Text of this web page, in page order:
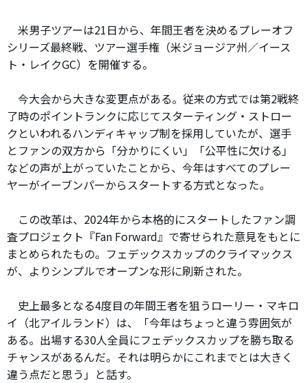
米男子ツアーは21日から、年間王者を決めるプレーオフ
シリーズ最終戦、ツアー選手権（米ジョージア州／イース
ト・レイクGC）を開催する。
今大会から大きな変更点がある。従来の方式では第2戦終
了時のポイントランクに応じてスターティング・ストロー
クといわれるハンディキャップ制を採用していたが、選手
とファンの双方から「分かりにくい」「公平性に欠ける」
などの声が上がっていたことから、今年はすべてのプレー
ヤーがイーブンパーからスタートする方式となった。
この改革は、2024年から本格的にスタートしたファン調
査プロジェクト『Fan Forward』で寄せられた意見をもとに
まとめられたもの。フェデックスカップのクライマックス
が、よりシンプルでオープンな形に刷新された。
史上最多となる4度目の年間王者を狙うローリー・マキロ
イ（北アイルランド）は、「今年はちょっと違う雰囲気が
ある。出場する30人全員にフェデックスカップを勝ち取る
チャンスがあるんだ。それは明らかにこれまでとは大きく
違う点だと思う」と話す。